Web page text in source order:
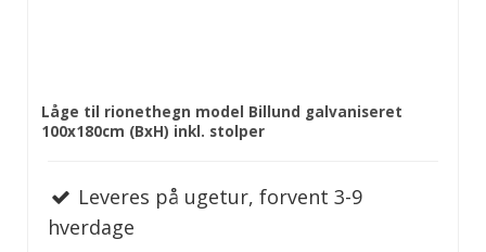
Låge til rionethegn model Billund galvaniseret
100x180cm (BxH) inkl. stolper
Leveres på ugetur, forvent 3-9
hverdage